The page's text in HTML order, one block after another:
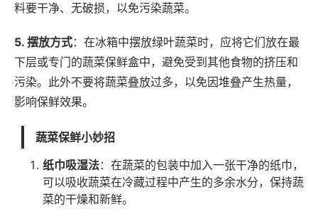
料要干净、无破损，以免污染蔬菜。
5. 摆放方式：在冰箱中摆放绿叶蔬菜时，应将它们放在最
下层或专门的蔬菜保鲜盒中，避免受到其他食物的挤压和
污染。此外不要将蔬菜叠放过多，以免因堆叠产生热量，
影响保鲜效果。
蔬菜保鲜小妙招
纸巾吸湿法：在蔬菜的包装中加入一张干净的纸巾，
可以吸收蔬菜在冷藏过程中产生的多余水分，保持蔬
菜的干燥和新鲜。